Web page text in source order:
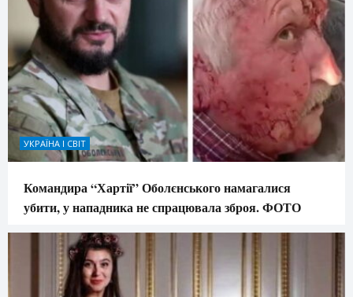
УКРАЇНА І СВІТ
Командира “Хартії” Оболєнського намагалися
убити, у нападника не спрацювала зброя. ФОТО